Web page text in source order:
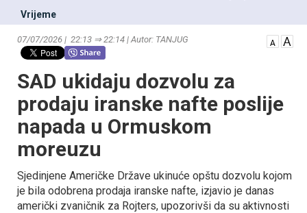
Vrijeme
07/07/2026 | 22:13 ⇒ 22:14 | Autor: TANЈUG
SAD ukidaju dozvolu za
prodaju iranske nafte poslije
napada u Ormuskom
moreuzu
Sjedinjene Američke Države ukinuće opštu dozvolu kojom
je bila odobrena prodaja iranske nafte, izjavio je danas
američki zvaničnik za Rojters, upozorivši da su aktivnosti